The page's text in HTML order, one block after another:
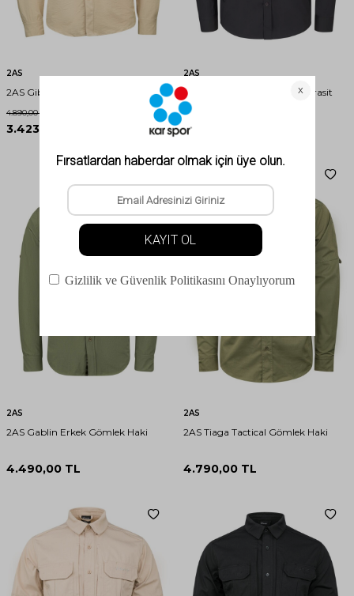
2AS
2AS Gibson Erkek Gömlek Taş
4.890,00TL
3.423,00
30
İNDIRIM
2AS
2AS Gear Erkek Gömlek Antrasit
4.990,00
2AS
2AS Gablin Erkek Gömlek Haki
4.490,00 TL
2AS
2AS Tiaga Tactical Gömlek Haki
4.790,00 TL